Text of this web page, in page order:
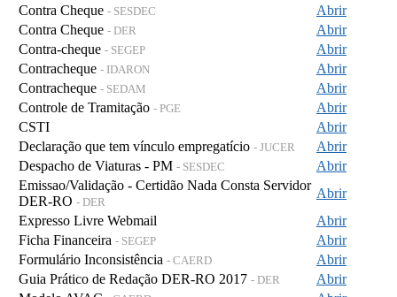
Contra Cheque - SESDEC
Abrir
Contra Cheque - DER
Abrir
Contra-cheque - SEGEP
Abrir
Contracheque - IDARON
Abrir
Contracheque - SEDAM
Abrir
Controle de Tramitação - PGE
Abrir
CSTI
Abrir
Declaração que tem vínculo empregatício - JUCER
Abrir
Despacho de Viaturas - PM - SESDEC
Abrir
Emissao/Validação - Certidão Nada Consta Servidor
DER-RO - DER
Abrir
Expresso Livre Webmail
Abrir
Ficha Financeira - SEGEP
Abrir
Formulário Inconsistência - CAERD
Abrir
Guia Prático de Redação DER-RO 2017 - DER
Abrir